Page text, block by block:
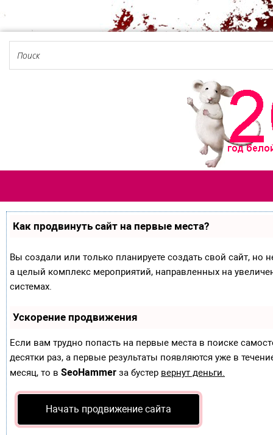
Как продвинуть сайт на первые места?
Вы создали или только планируете создать свой сайт, но
а целый комплекс мероприятий, направленных на
системах.
Ускорение продвижения
Если вам трудно попасть на первые места в поиске
десятки раз, а первые результаты появляются уже в
месяц, то в SeoHammer за бустер вернут деньги.
Начать продвижение сайта